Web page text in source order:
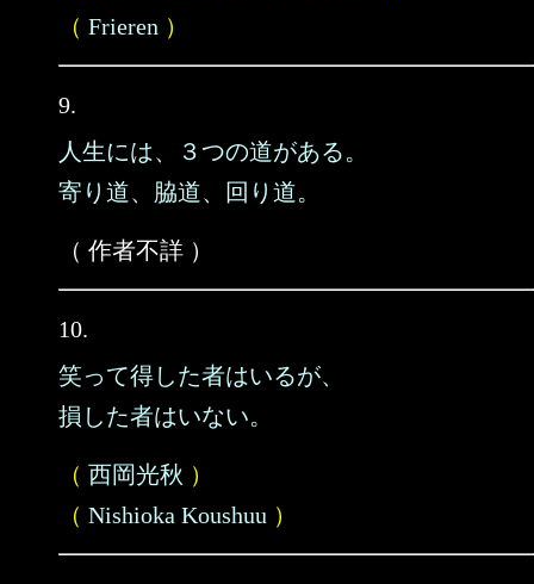
（ Frieren ）
9.
人生には、３つの道がある。
寄り道、脇道、回り道。
（ 作者不詳 ）
10.
笑って得した者はいるが、
損した者はいない。
（ 西岡光秋 ）
（ Nishioka Koushuu ）